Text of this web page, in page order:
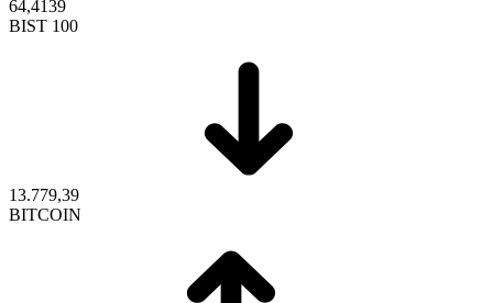
64,4139
BIST 100
13.779,39
BITCOIN